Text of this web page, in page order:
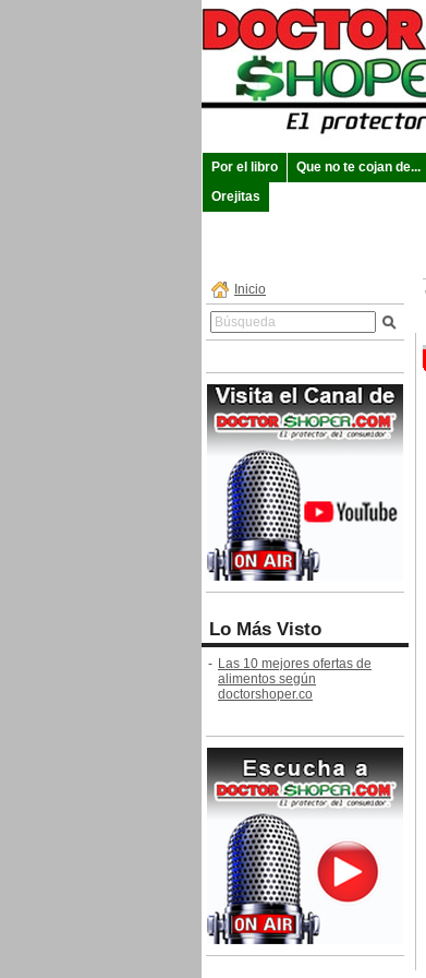
Por el libro Que no te cojan de...
Orejitas
Inicio
Lo Más Visto
- Las 10 mejores ofertas de
alimentos según
doctorshoper.co